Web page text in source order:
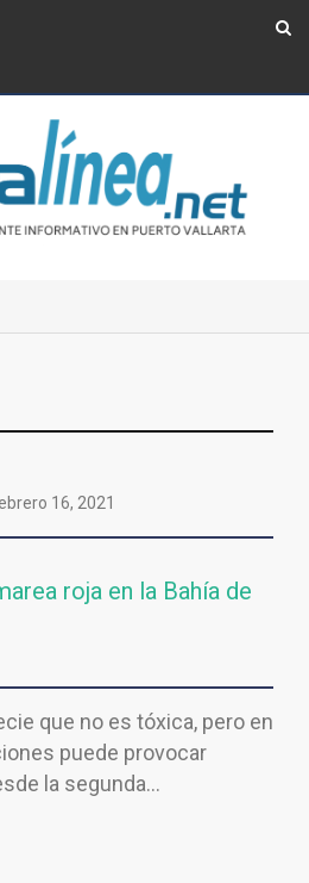
16, 2021
roja en la Bahía de
que no es tóxica, pero en
puede provocar
la segunda…